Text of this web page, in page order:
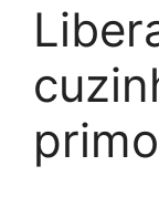
primo